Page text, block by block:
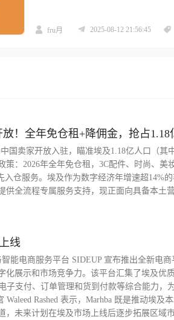
为中国企业出海埃及提供多维度参考
fru月 2025-08-12 21:56:45
！全年免仓租+降佣金，抢占1.18
国卖家开放入驻，瞄准埃及1.18亿人口（
策：2026年全年免仓租，3C配件、时尚、
仓服务。埃及作为数字经济年增速超14%
供全流程专属服务支持，现正面向具备本土
线
能电商服务平台 SIDEUP 宣布推出全新电
化展示和市场竞争力。该平台汇集了埃及优
子支付、订单管理和货到付款等综合能力
Waleed Rashed 表示，Marhba 既是推动埃
，未来计划在埃及市场上线后逐步拓展区域市